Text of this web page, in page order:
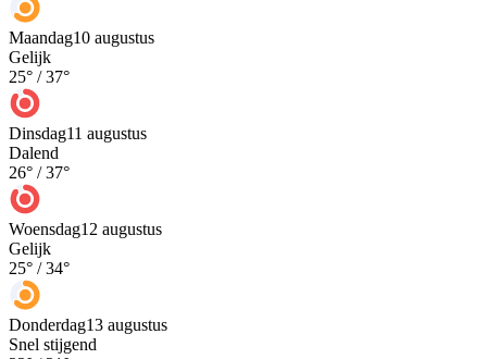
Maandag10 augustus
Gelijk
25° /37°
Dinsdag11 augustus
Dalend
26° /37°
Woensdag12 augustus
Gelijk
25° /34°
Donderdag13 augustus
Snel stijgend